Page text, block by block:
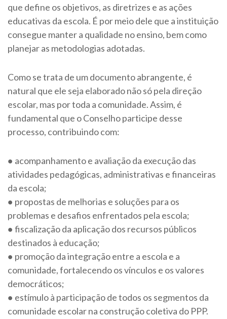
que define os objetivos, as diretrizes e as ações
educativas da escola. É por meio dele que a instituição
consegue manter a qualidade no ensino, bem como
planejar as metodologias adotadas.
Como se trata de um documento abrangente, é
natural que ele seja elaborado não só pela direção
escolar, mas por toda a comunidade. Assim, é
fundamental que o Conselho participe desse
processo, contribuindo com:
● acompanhamento e avaliação da execução das
atividades pedagógicas, administrativas e financeiras
da escola;
● propostas de melhorias e soluções para os
problemas e desafios enfrentados pela escola;
● fiscalização da aplicação dos recursos públicos
destinados à educação;
● promoção da integração entre a escola e a
comunidade, fortalecendo os vínculos e os valores
democráticos;
● estímulo à participação de todos os segmentos da
comunidade escolar na construção coletiva do PPP.